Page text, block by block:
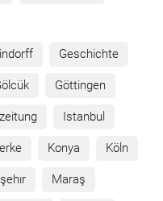
Geschichte
Göttingen
Istanbul
Konya Köln
Maraş